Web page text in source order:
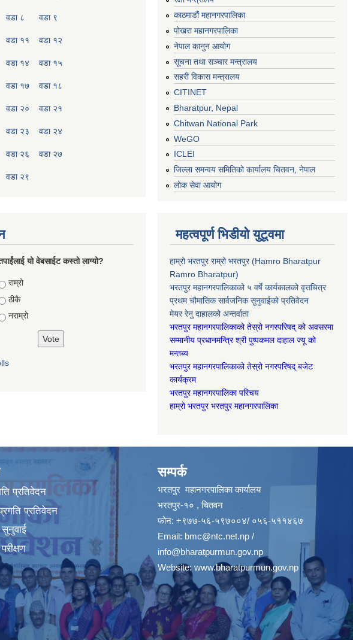
वडा ८ वडा ९
वडा ११ वडा १२
वडा १४ वडा १५
वडा १७ वडा १८
वडा २० वडा २१
वडा २३ वडा २४
वडा २६ वडा २७
वडा २९
काठमाडौं महानगरपालिका
पोखरा महानगरपालिका
नेपाल कानुन आयोग
सूचना तथा सञ्चार मन्त्रालय
सहरी विकास मन्त्रालय
CITINET
Bharatpur, Nepal
Chitwan National Park
WeGO
ICLEI
जिल्ला समन्वय समितिको कार्यालय चितवन, नेपाल
लोक सेवा आयोग
यो वेबसाईट कस्तो लाग्यो?
राम्रो
ठीकै
नराम्रो
महत्वपूर्ण भिडीयो युटूवमा
हाम्रो भरतपुर राम्रो भरतपुर (Hamro Bharatpur
Ramro Bharatpur)
भरतपुर महानगरपालिकाको ५ वर्षे कार्यकालको वृत्तचित्र
प्रथम चौमासिक सार्वजनिक सुनुवाईको प्रतिवेदन
मेयर रेनु दाहालको अन्तर्वाता
भरतपुर महानगरपालिकाको तेस्रो नगरपरिषद् को अवसरमा
सम्मानीय प्रधानमन्त्रि श्री पुष्पकमल दाहाल ज्यू को
मन्तब्य
भरतपुर महानगरपालिकाको तेस्रो नगरपरिषद् बजेट
कार्यक्रम
भरतपुर महानगरपालिका परिचय
हाम्रो भरतपुर भरतपुर महानगरपालिका
प्रतिवेदन
प्रतिवेदन
सम्पर्क
भरतपुर महानगरपालिका कार्यालय
भरतपुर-१० , चितवन
फोन: +९७७-५६-५९७००४/ ०५६-५११४६७
Email: bmc@ntc.net.np /
info@bharatpurmun.gov.np
Website: www.bharatpurmun.gov.np